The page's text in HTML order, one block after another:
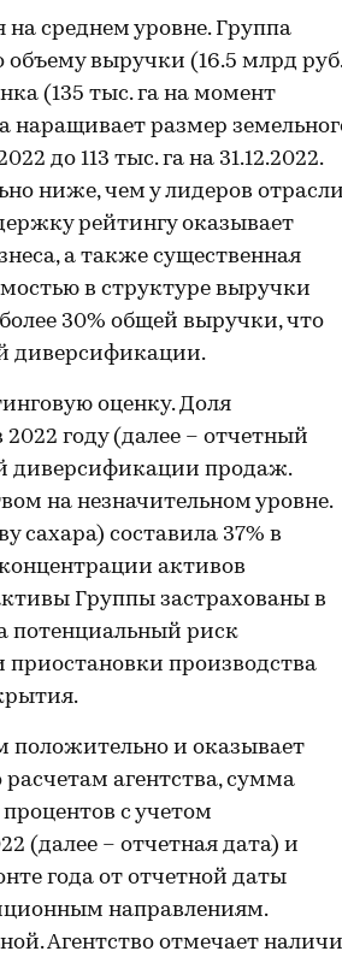
среднем уровне. Группа
выручки (16.5 млрд руб.
(135 тыс. га на момент
наращивает размер
до 113 тыс. га на 31.12.2022.
ниже, чем у лидеров
рейтингу оказывает
а также существенная
в структуре выручки
30% общей выручки, что
диверсификации.
оценку. Доля
году (далее – отчетный
диверсификации продаж.
на незначительном уровне.
сахара) составила 37% в
активов
Группы застрахованы в
потенциальный риск
производства
положительно и оказывает
агентства, сумма
с учетом
(далее – отчетная дата) и
года от отчетной даты
направлениям.
Агентство отмечает